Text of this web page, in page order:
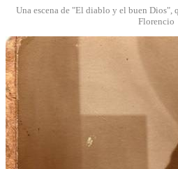
Una escena de "El diablo y el buen Dios",
Florencio